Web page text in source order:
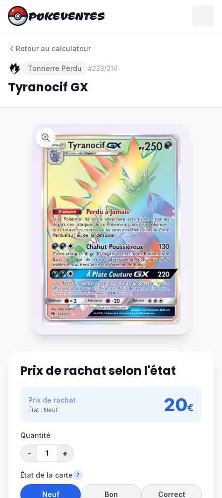
POKEVENTES
POKEVENTES
Retour au calculateur
Tonnerre Perdu #223/214
Tyranocif GX
Prix de rachat selon l'état
Prix de rachat
État : Neuf 20€
Quantité
- +
État de la carte ?
Neuf Bon Correct